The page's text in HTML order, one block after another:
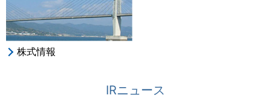
株式情報
IRニュース